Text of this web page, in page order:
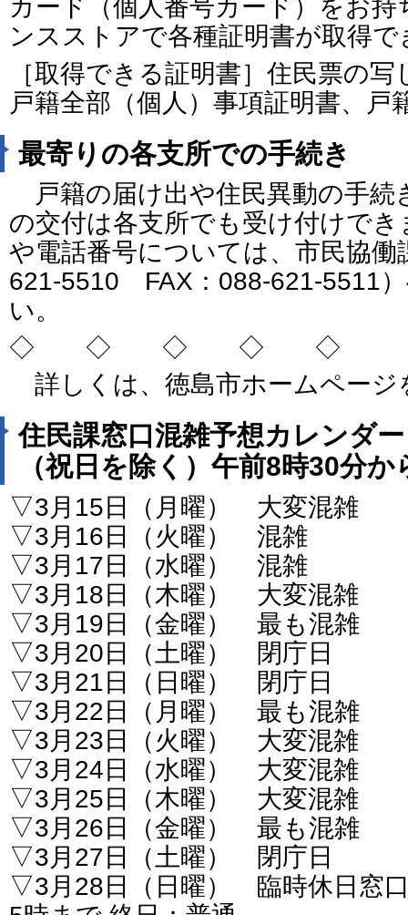
カード（個人番号カード）をお
ンスストアで各種証明書が取得で
［取得できる証明書］住民票の
戸籍全部（個人）事項証明書、戸
最寄りの各支所での手続き
戸籍の届け出や住民異動の手続
の交付は各支所でも受け付けで
や電話番号については、市民協働
621-5510 FAX：088-621-5511
い。
◇ ◇ ◇ ◇ ◇
詳しくは、徳島市ホームページ
住民課窓口混雑予想カレンダ
（祝日を除く）午前8時30分
▽3月15日（月曜） 大変混雑
▽3月16日（火曜） 混雑
▽3月17日（水曜） 混雑
▽3月18日（木曜） 大変混雑
▽3月19日（金曜） 最も混雑
▽3月20日（土曜） 閉庁日
▽3月21日（日曜） 閉庁日
▽3月22日（月曜） 最も混雑
▽3月23日（火曜） 大変混雑
▽3月24日（水曜） 大変混雑
▽3月25日（木曜） 大変混雑
▽3月26日（金曜） 最も混雑
▽3月27日（土曜） 閉庁日
▽3月28日（日曜） 臨時休日窓